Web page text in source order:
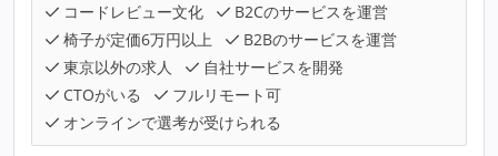
コードレビュー文化
B2Cのサービスを運営
椅子が定価6万円以上
B2Bのサービスを運営
東京以外の求人
自社サービスを開発
CTOがいる
フルリモート可
オンラインで選考が受けられる